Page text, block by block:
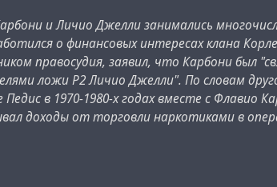
и Личио Джелли занимались
о финансовых интересах клана
правосудия, заявил, что Карбони был
ложи P2 Личио Джелли". По словам
в 1970-1980-х годах вместе с Флавио
доходы от торговли наркотиками в